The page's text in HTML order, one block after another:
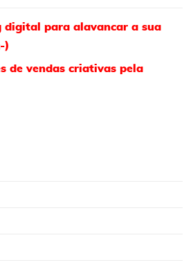
digital para alavancar a sua
)
de vendas criativas pela